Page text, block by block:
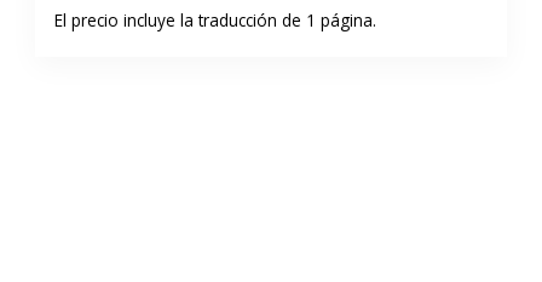
El precio incluye la traducción de 1 página.